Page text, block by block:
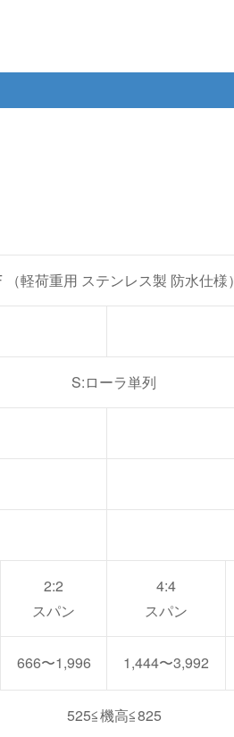
（軽荷重用 ステンレス製 防水仕様）
S:ローラ単列
2:2
スパン
4:4
スパン
666〜1,996 1,444〜3,992
525≦機高≦825